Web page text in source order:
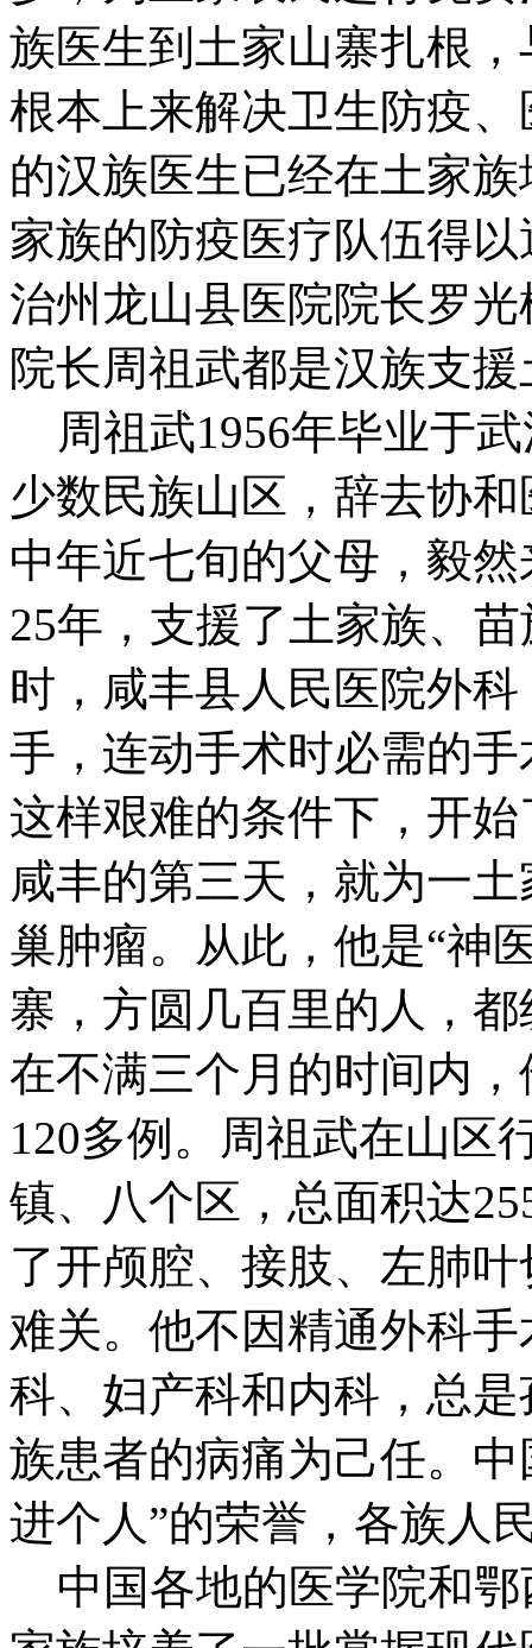
族医生到土家山寨扎根
根本上来解决卫生防疫
的汉族医生已经在土家
家族的防疫医疗队伍得
治州龙山县医院院长罗
院长周祖武都是汉族支
周祖武1956年毕业于
少数民族山区，辞去协
中年近七旬的父母，毅
25年，支援了土家族、
时，咸丰县人民医院外
手，连动手术时必需的
这样艰难的条件下，开
咸丰的第三天，就为一
巢肿瘤。从此，他是“神
寨，方圆几百里的人，
在不满三个月的时间内
120多例。周祖武在山区
镇、八个区，总面积达
了开颅腔、接肢、左肺
难关。他不因精通外科
科、妇产科和内科，总
族患者的病痛为己任。
进个人”的荣誉，各族人
中国各地的医学院和鄂